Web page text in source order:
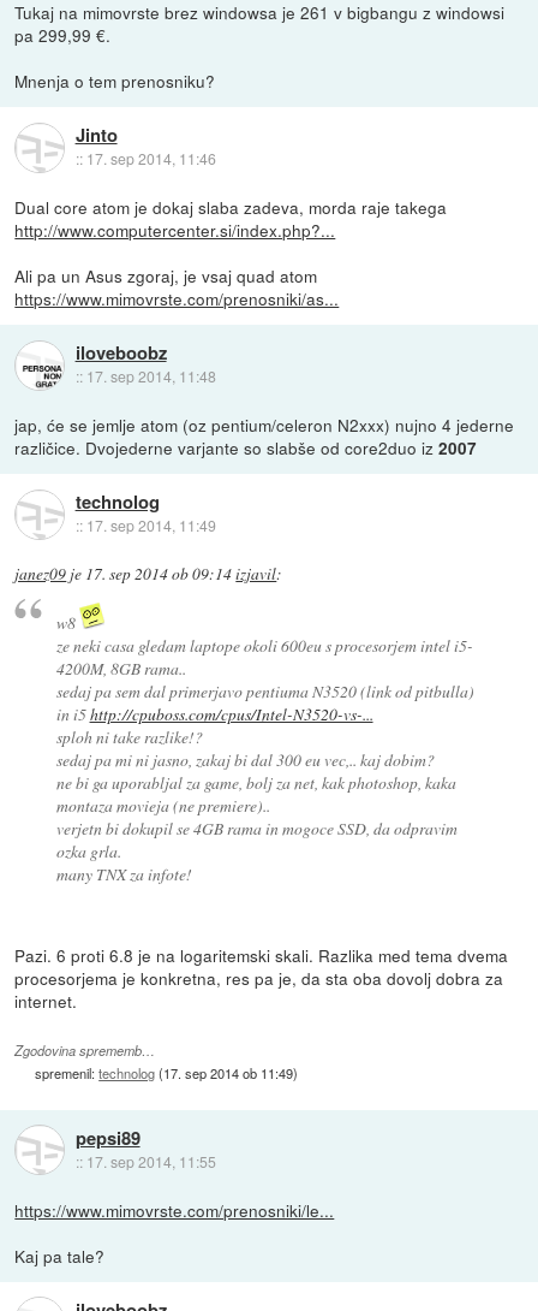
Tukaj na mimovrste brez windowsa je 261 v bigbangu z windowsi
pa 299,99 €.
Mnenja o tem prenosniku?
Jinto
:: 17. sep 2014, 11:46
Dual core atom je dokaj slaba zadeva, morda raje takega
http://www.computercenter.si/index.php?...
Ali pa un Asus zgoraj, je vsaj quad atom
https://www.mimovrste.com/prenosniki/as...
iloveboobz
:: 17. sep 2014, 11:48
jap, će se jemlje atom (oz pentium/celeron N2xxx) nujno 4 jederne
različice. Dvojederne varjante so slabše od core2duo iz2007
technolog
:: 17. sep 2014, 11:49
janez09 je 17. sep 2014 ob 09:14izjavil:
w8
ze neki casa gledam laptope okoli 600eu s procesorjem intel i5-
4200M, 8GB rama..
sedaj pa sem dal primerjavo pentiuma N3520 (link od pitbulla)
in i5http://cpuboss.com/cpus/Intel-N3520-vs-...
sploh ni take razlike!?
sedaj pa mi ni jasno, zakaj bi dal 300 eu vec,.. kaj dobim?
ne bi ga uporabljal za game, bolj za net, kak photoshop, kaka
montaza movieja (ne premiere)..
verjetn bi dokupil se 4GB rama in mogoce SSD, da odpravim
ozka grla.
many TNX za infote!
Pazi. 6 proti 6.8 je na logaritemski skali. Razlika med tema dvema
procesorjema je konkretna, res pa je, da sta oba dovolj dobra za
internet.
Zgodovina sprememb…
spremenil:technolog(17. sep 2014 ob 11:49)
pepsi89
:: 17. sep 2014, 11:55
https://www.mimovrste.com/prenosniki/le...
Kaj pa tale?